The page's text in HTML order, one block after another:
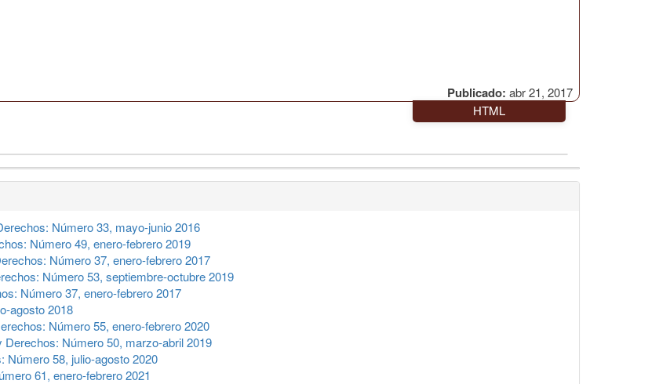
Publicado: abr 21, 2017
HTML
Número 33, mayo-junio 2016
Número 49, enero-febrero 2019
Número 37, enero-febrero 2017
Número 53, septiembre-octubre 2019
Número 37, enero-febrero 2017
agosto 2018
Número 55, enero-febrero 2020
Derechos: Número 50, marzo-abril 2019
Número 58, julio-agosto 2020
61, enero-febrero 2021